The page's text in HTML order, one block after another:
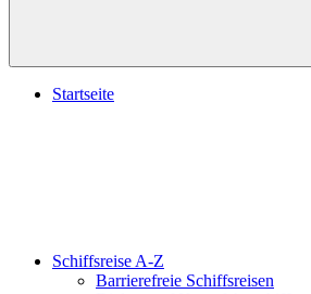
Startseite
Schiffsreise A-Z
Barrierefreie Schiffsreisen